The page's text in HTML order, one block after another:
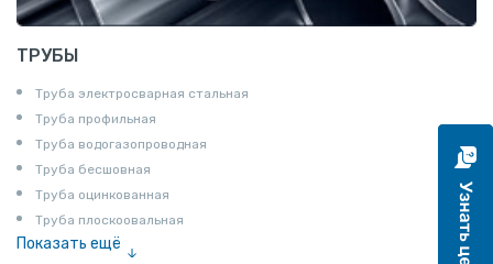
ТРУБЫ
Труба электросварная стальная
Труба профильная
Труба водогазопроводная
Труба бесшовная
Труба оцинкованная
Труба плоскоовальная
Показать ещё